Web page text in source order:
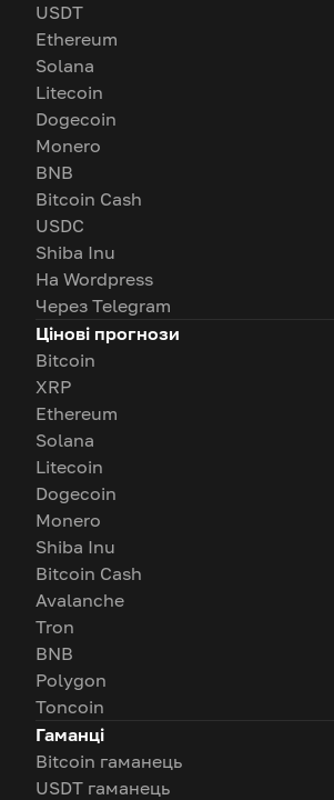
USDT
Ethereum
Solana
Litecoin
Dogecoin
Monero
BNB
Bitcoin Cash
USDC
Shiba Inu
На Wordpress
Через Telegram
Цінові прогнози
Bitcoin
XRP
Ethereum
Solana
Litecoin
Dogecoin
Monero
Shiba Inu
Bitcoin Cash
Avalanche
Tron
BNB
Polygon
Toncoin
Гаманці
Bitcoin гаманець
USDT гаманець